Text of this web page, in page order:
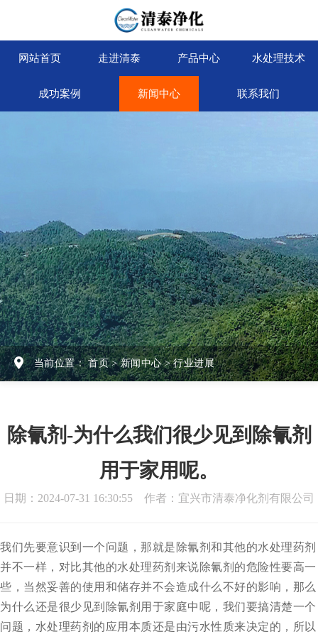
网站首页 走进清泰 产品中心 水处理技术
成功案例 新闻中心 联系我们
当前位置： 首页 > 新闻中心 > 行业进展
除氰剂-为什么我们很少见到除氰剂
用于家用呢。
日期：2024-07-31 16:30:55 作者：宜兴市清泰净化剂有限公司
我们先要意识到一个问题，那就是 除氰剂 和其他的水处理药剂
并不一样，对比其他的水处理药剂来说除氰剂的危险性要高一
些，当然妥善的使用和储存并不会造成什么不好的影响，那么
为什么还是很少见到除氰剂用于家庭中呢，我们要搞清楚一个
问题，水处理药剂的应用本质还是由污水性质来决定的，所以